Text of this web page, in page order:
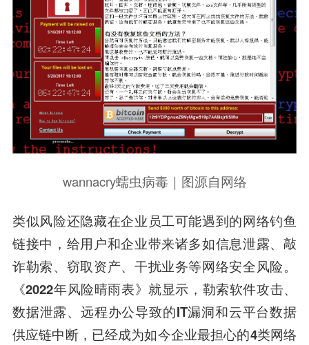
wannacry蠕虫病毒｜图源自网络
类似风险还隐藏在企业员工可能遇到的网络钓鱼
链接中，给用户和企业带来诸多如信息泄露、敲
诈勒索、窃取资产、干扰业务等网络安全风险。
《2022年风险晴雨表》就显示，勒索软件攻击、
数据泄露、远程办公导致的IT漏洞和云平台数据
供应链中断，已经成为如今企业最担心的4类网络